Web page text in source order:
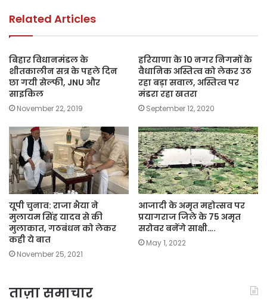
k
Related Articles
बिहार विधानमंडल के
शीतकालीन सत्र के पहले दिन
छा गयी सेल्फी, JNU और
साइकिल
November 22, 2019
हरियाणा के 10 नगर निगमों के
वैधानिक अस्तित्‍व को लेकर उठ
रहा बड़ा सवाल, अस्तित्‍व पर
मंडरा रहा खतरा
September 12, 2020
यूपी चुनाव: राजा भैया ने
मुलायम सिंह यादव से की
मुलाकात, गठबंधन को लेकर
कही ये बात
November 25, 2021
आजादी के अमृत महोत्सव पर
प्रयागराज जिले के 75 अमृत
सरोवर बनेंगे साक्षी….
May 1, 2022
ताज़ा समाचार